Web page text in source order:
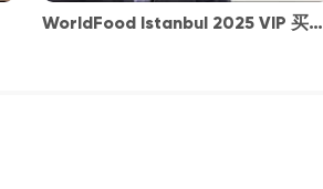
WorldFood Istanbul 2025 VIP 买家